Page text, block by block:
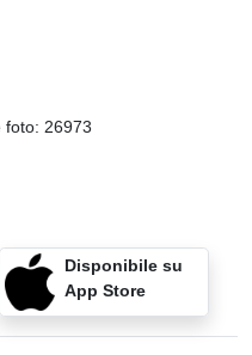
foto: 26973
Disponibile su
App Store